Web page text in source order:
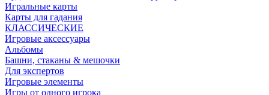
Игральные карты
Карты для гадания
КЛАССИЧЕСКИЕ
Игровые аксессуары
Альбомы
Башни, стаканы & мешочки
Для экспертов
Игровые элементы
Игры от одного игрока